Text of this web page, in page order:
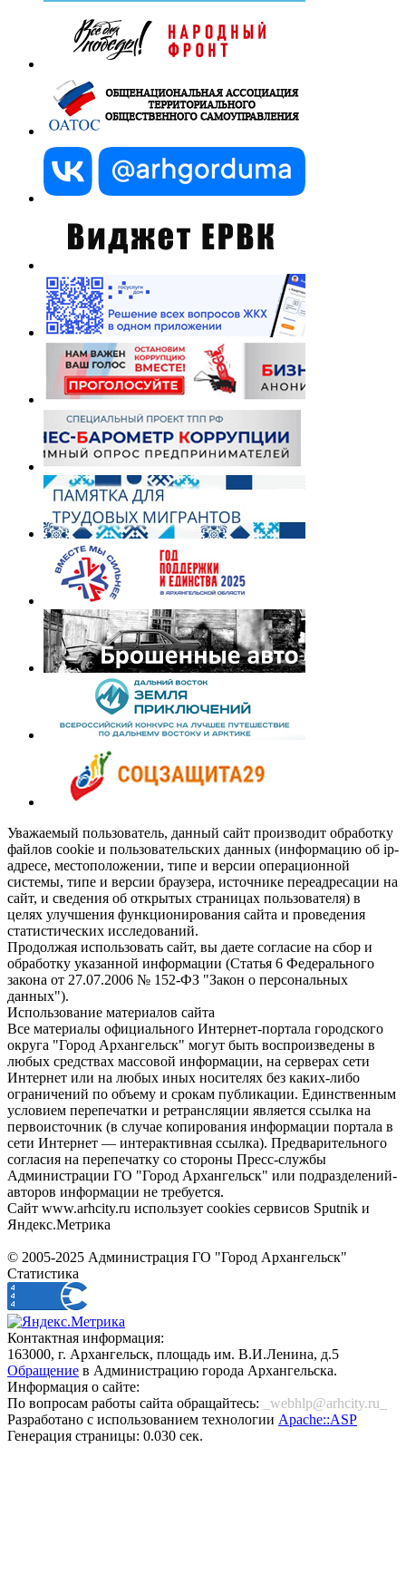
Уважаемый пользователь, данный сайт производит обработку
файлов cookie и пользовательских данных (информацию об ip-
адресе, местоположении, типе и версии операционной
системы, типе и версии браузера, источнике переадресации на
сайт, и сведения об открытых страницах пользователя) в
целях улучшения функционирования сайта и проведения
статистических исследований.
Продолжая использовать сайт, вы даете согласие на сбор и
обработку указанной информации (Статья 6 Федерального
закона от 27.07.2006 № 152-ФЗ "Закон о персональных
данных").
Использование материалов сайта
Все материалы официального Интернет-портала городского
округа "Город Архангельск" могут быть воспроизведены в
любых средствах массовой информации, на серверах сети
Интернет или на любых иных носителях без каких-либо
ограничений по объему и срокам публикации. Единственным
условием перепечатки и ретрансляции является ссылка на
первоисточник (в случае копирования информации портала в
сети Интернет — интерактивная ссылка). Предварительного
согласия на перепечатку со стороны Пресс-службы
Администрации ГО "Город Архангельск" или подразделений-
авторов информации не требуется.
Сайт www.arhcity.ru использует cookies сервисов Sputnik и
Яндекс.Метрика
© 2005-2025 Администрация ГО "Город Архангельск"
Статистика
Контактная информация:
163000, г. Архангельск, площадь им. В.И.Ленина, д.5
Обращение в Администрацию города Архангельска.
Информация о сайте:
По вопросам работы сайта обращайтесь:
_webhlp@arhcity.ru_
Разработано с использованием технологии Apache::ASP
Генерация страницы: 0.030 сек.